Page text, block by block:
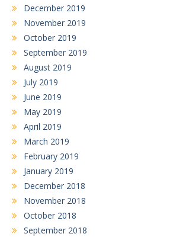
December 2019
November 2019
October 2019
September 2019
August 2019
July 2019
June 2019
May 2019
April 2019
March 2019
February 2019
January 2019
December 2018
November 2018
October 2018
September 2018